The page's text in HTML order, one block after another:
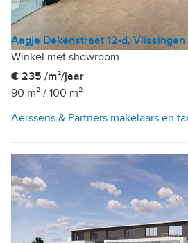
Aagje Dekenstraat 12-d, Vlissingen
Winkel met showroom
€ 235 /m²/jaar
90 m² / 100 m²
Aerssens & Partners makelaars en